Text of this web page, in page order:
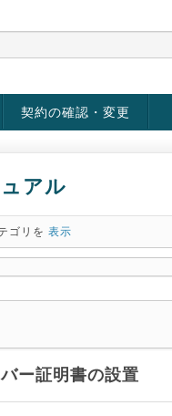
契約の確認・変更
アル
ゴリを 表示
ー証明書の設置